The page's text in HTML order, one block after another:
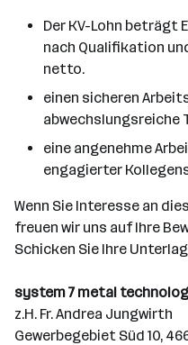
Der KV-Lohn beträgt
nach Qualifikation
netto.
einen sicheren
abwechslungsreiche
eine angenehme
engagierter
Wenn Sie Interesse an
freuen wir uns auf Ihre
Schicken Sie Ihre
system 7 metal
z.H. Fr. Andrea Jungwirth
Gewerbegebiet Süd 10,